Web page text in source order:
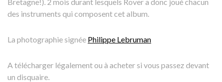
des instruments qui composent cet album.
La photographie signée Philippe Lebruman
A télécharger légalement ou à acheter si vous passez devant
un disquaire.